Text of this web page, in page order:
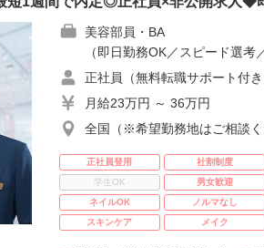
美容部員・BA
（即日勤務OK／スピード選
正社員（無料転職サポート付き
月給23万円 ～ 36万円
全国（※希望勤務地はご相談く
正社員登用 社割制度
学生OK
男女歓迎
ネイルOK
ノルマなし
スキンケア
メイク